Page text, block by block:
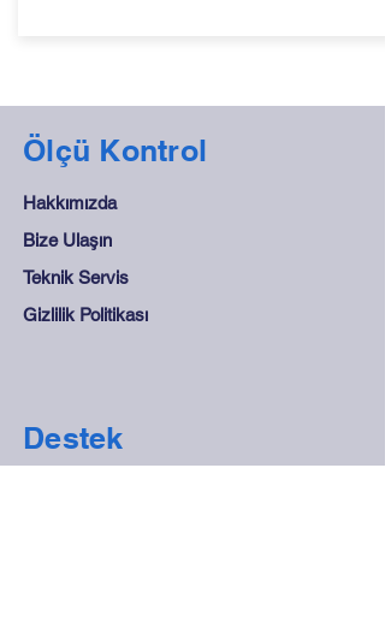
Ölçü Kontrol
Hakkımızda
Bize Ulaşın
Teknik Servis
Gizlilik Politikası
Destek